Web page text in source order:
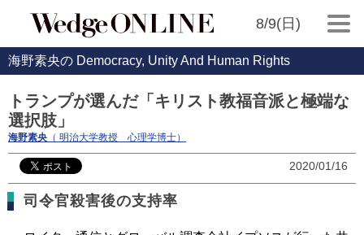
8/9(日)
海野素央の Democracy, Unity And Human Rights
トランプが選んだ「キリスト教福音派と極端な
選択肢」
海野素央 （ 明治大学教授 心理学博士）
2020/01/16
司令官殺害後の支持率